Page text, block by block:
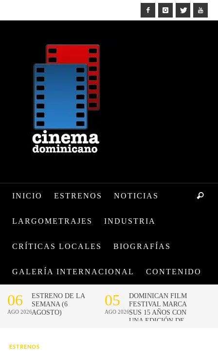
INICIO ESTRENOS NOTICIAS
LARGOMETRAJES INDUSTRIA
CRÍTICAS LOCALES BIOGRAFÍAS
GALERÍA INTERNACIONAL CONTENIDO
ESTRENOS